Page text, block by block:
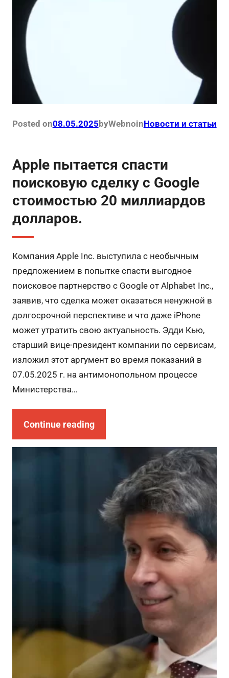
Posted on08.05.2025byWebnoinНовости и статьи
Apple пытается спасти
поисковую сделку с Google
стоимостью 20 миллиардов
долларов.
Компания Apple Inc. выступила с необычным
предложением в попытке спасти выгодное
поисковое партнерство с Google от Alphabet Inc.,
заявив, что сделка может оказаться ненужной в
долгосрочной перспективе и что даже iPhone
может утратить свою актуальность. Эдди Кью,
старший вице-президент компании по сервисам,
изложил этот аргумент во время показаний в
07.05.2025 г. на антимонопольном процессе
Министерства…
Continue reading